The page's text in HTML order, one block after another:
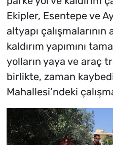
Ekipler, Esentepe ve
altyapı
kaldırım yapımını
yolların yaya ve araç
birlikte, zaman
Mahallesi’ndeki